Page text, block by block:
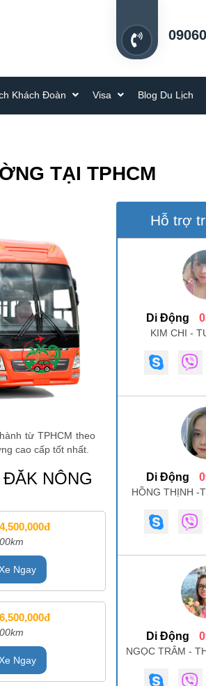
Khách Đoàn Visa Blog Du Lịch
TẠI TPHCM
từ TPHCM theo
cao cấp tốt nhất.
NÔNG
Ngay
Ngay
Hỗ trợ
Di Động
KIM CHI -
Di Động
HỒNG THỊNH -
Di Động
NGỌC TRÂM -